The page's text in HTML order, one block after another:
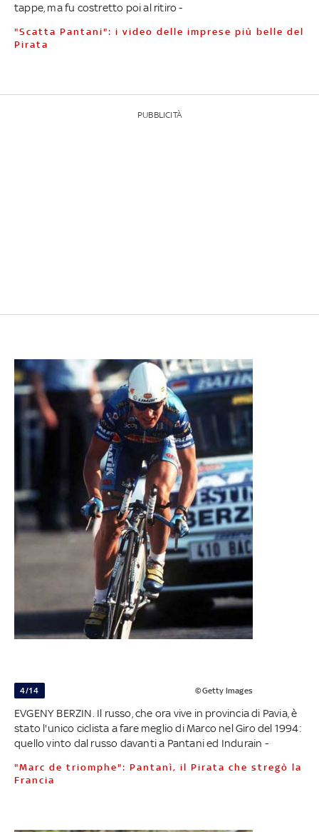
tappe, ma fu costretto poi al ritiro -
"Scatta Pantani": i video delle imprese più belle del
Pirata
PUBBLICITÀ
4/14 ©Getty Images
EVGENY BERZIN. Il russo, che ora vive in provincia di Pavia, è
stato l'unico ciclista a fare meglio di Marco nel Giro del 1994:
quello vinto dal russo davanti a Pantani ed Indurain -
"Marc de triomphe": Pantanì, il Pirata che stregò la
Francia